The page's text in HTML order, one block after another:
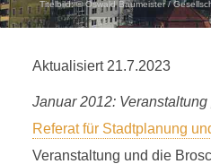
Titelbild:© Oswald Baumeister /
Aktualisiert 21.7.2023
Januar 2012: Veranstaltung
Referat für Stadtplanung
Veranstaltung und die